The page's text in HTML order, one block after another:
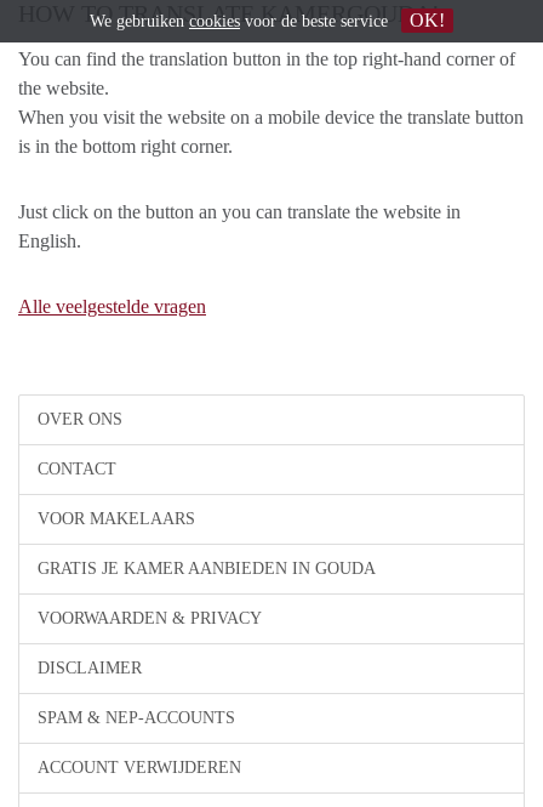
OVER ONS
CONTACT
VOOR MAKELAARS
GRATIS JE KAMER AANBIEDEN IN GOUDA
VOORWAARDEN & PRIVACY
DISCLAIMER
SPAM & NEP-ACCOUNTS
ACCOUNT VERWIJDEREN
HOW TO TRANSLATE KAMERGOUDA!
You can find the translation button in the top right-hand corner of
the website.
When you visit the website on a mobile device the translate button
is in the bottom right corner.
Just click on the button an you can translate the website in
English.
Alle veelgestelde vragen
We gebruiken cookies voor de beste service OK!